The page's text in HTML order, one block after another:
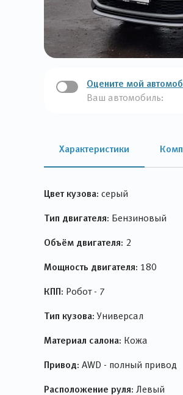
Оцените мой
Ваш автомобиль:
Характеристики
Цвет кузова: серый
Тип двигателя: Бензиновый
Объём двигателя: 2
Мощность двигателя: 180
КПП: Робот - 7
Тип кузова: Универсал
Материал салона: Кожа
Привод: AWD - полный привод
Расположение руля: Левый